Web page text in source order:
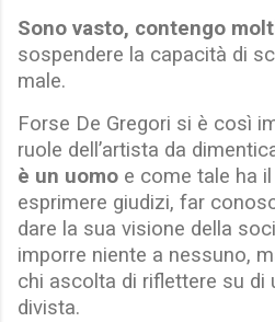
Sono vasto, contengo
sospendere la capacità di
male.
Forse De Gregori si è così
ruole dell’artista da
è un uomo e come tale ha
esprimere giudizi, far
dare la sua visione della
imporre niente a nessuno,
chi ascolta di riflettere su di
divista.